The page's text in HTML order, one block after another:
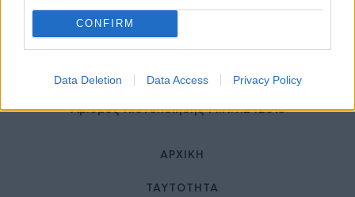
CONFIRM
Data Deletion Data Access Privacy Policy
© HealthStories - All rights reserved.
Αριθμός Πιστοποίησης Μ.Η.Τ.242013
ΑΡΧΙΚΉ
ΤΑΥΤΌΤΗΤΑ